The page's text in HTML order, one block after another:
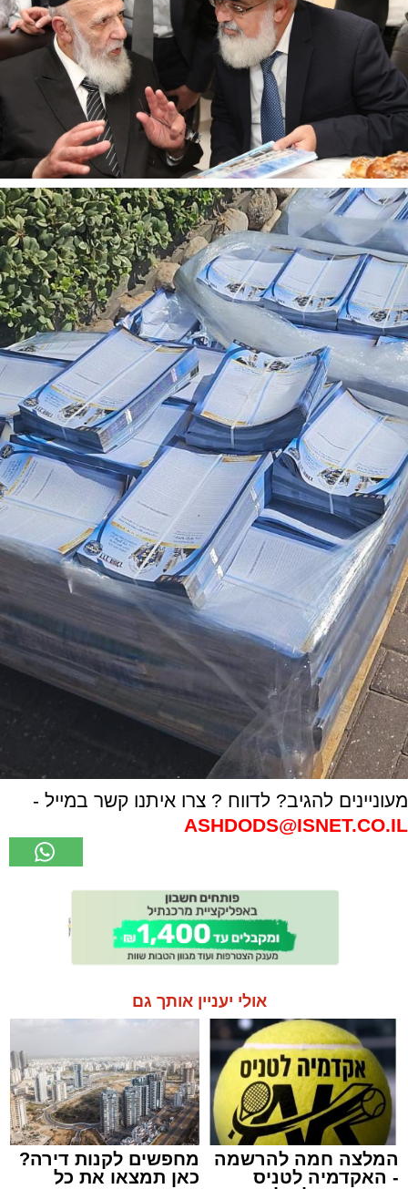
מעוניינים להגיב? לדווח ? צרו איתנו קשר במייל -
ASHDODS@ISNET.CO.IL
אולי יעניין אותך גם
המלצה חמה להרשמה
- האקדמיה לטניס
מחפשים לקנות דירה?
כאן תמצאו את כל